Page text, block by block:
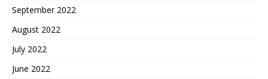
September 2022
August 2022
July 2022
June 2022